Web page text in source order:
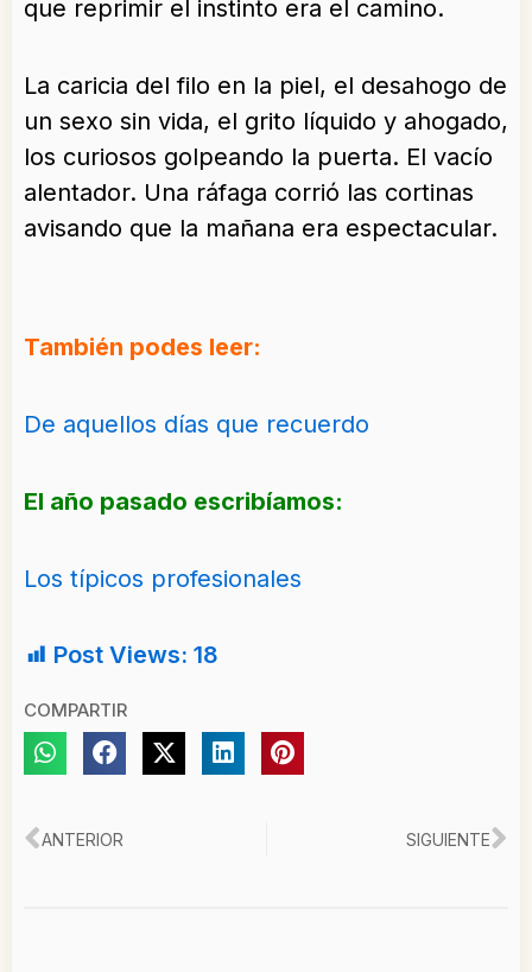
que reprimir el instinto era el camino.
La caricia del filo en la piel, el desahogo de
un sexo sin vida, el grito líquido y ahogado,
los curiosos golpeando la puerta. El vacío
alentador. Una ráfaga corrió las cortinas
avisando que la mañana era espectacular.
También podes leer:
De aquellos días que recuerdo
El año pasado escribíamos:
Los típicos profesionales
Post Views: 18
COMPARTIR
Ant
ANTERIOR SIGUIENTE